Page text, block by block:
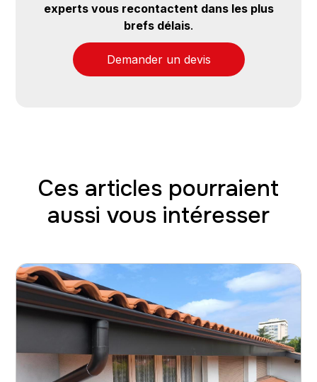
experts vous recontactent dans les plus
brefs délais.
Demander un devis
Ces articles pourraient
aussi vous intéresser